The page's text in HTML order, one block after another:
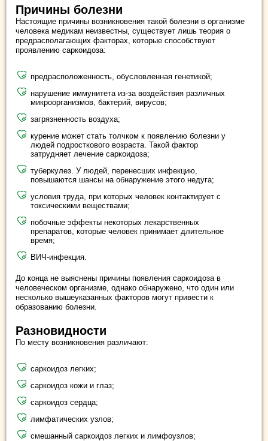
Причины болезни
Настоящие причины возникновения такой болезни в организме
человека медикам неизвестны, существует лишь теория о
предрасполагающих факторах, которые способствуют
проявлению саркоидоза:
предрасположенность, обусловленная генетикой;
нарушение иммунитета из-за воздействия различных
микроорганизмов, бактерий, вирусов;
загрязненность воздуха;
курение может стать толчком к появлению болезни у
людей подросткового возраста. Такой фактор
затрудняет лечение саркоидоза;
туберкулез. У людей, перенесших инфекцию,
повышаются шансы на обнаружение этого недуга;
условия труда, при которых человек контактирует с
токсическими веществами;
побочные эффекты некоторых лекарственных
препаратов, которые человек принимает длительное
время;
ВИЧ-инфекция.
До конца не выяснены причины появления саркоидоза в
человеческом организме, однако обнаружено, что один или
несколько вышеуказанных факторов могут привести к
образованию болезни.
Разновидности
По месту возникновения различают:
саркоидоз легких;
саркоидоз кожи и глаз;
саркоидоз сердца;
лимфатических узлов;
смешанный саркоидоз легких и лимфоузлов;